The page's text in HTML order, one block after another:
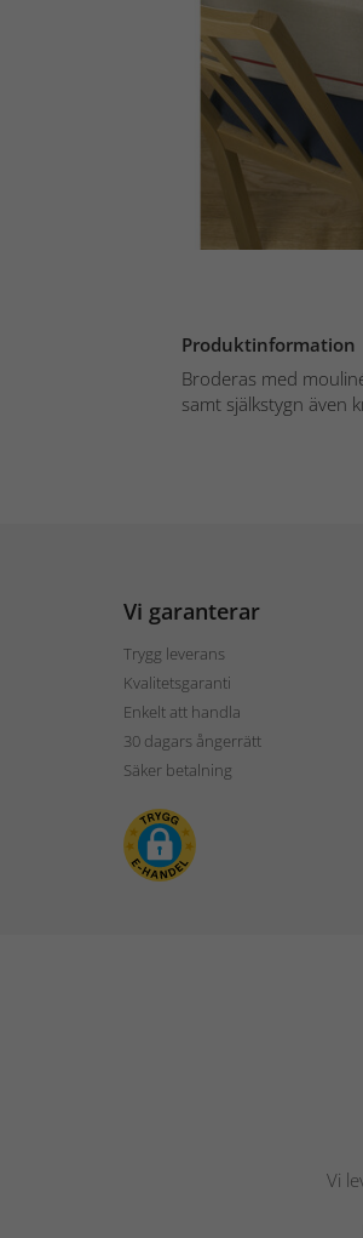
Produktinformation
Broderas med
samt själkstygn även
Vi garanterar
Trygg leverans
Kvalitetsgaranti
Enkelt att handla
30 dagars ångerrätt
Säker betalning
Vi